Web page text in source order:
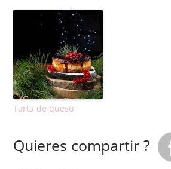
Tarta de queso
Quieres compartir ?